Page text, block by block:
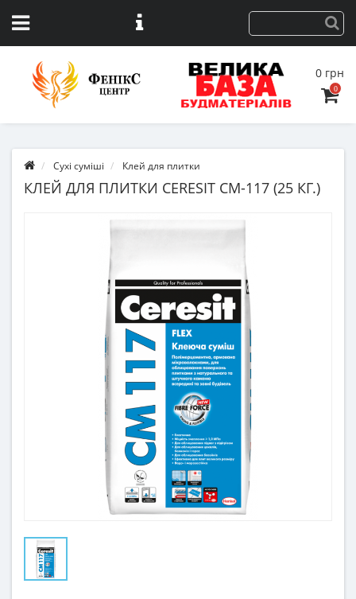
0 грн
0
Сухі суміші Клей для плитки
КЛЕЙ ДЛЯ ПЛИТКИ CERESIT СМ-117 (25 КГ.)